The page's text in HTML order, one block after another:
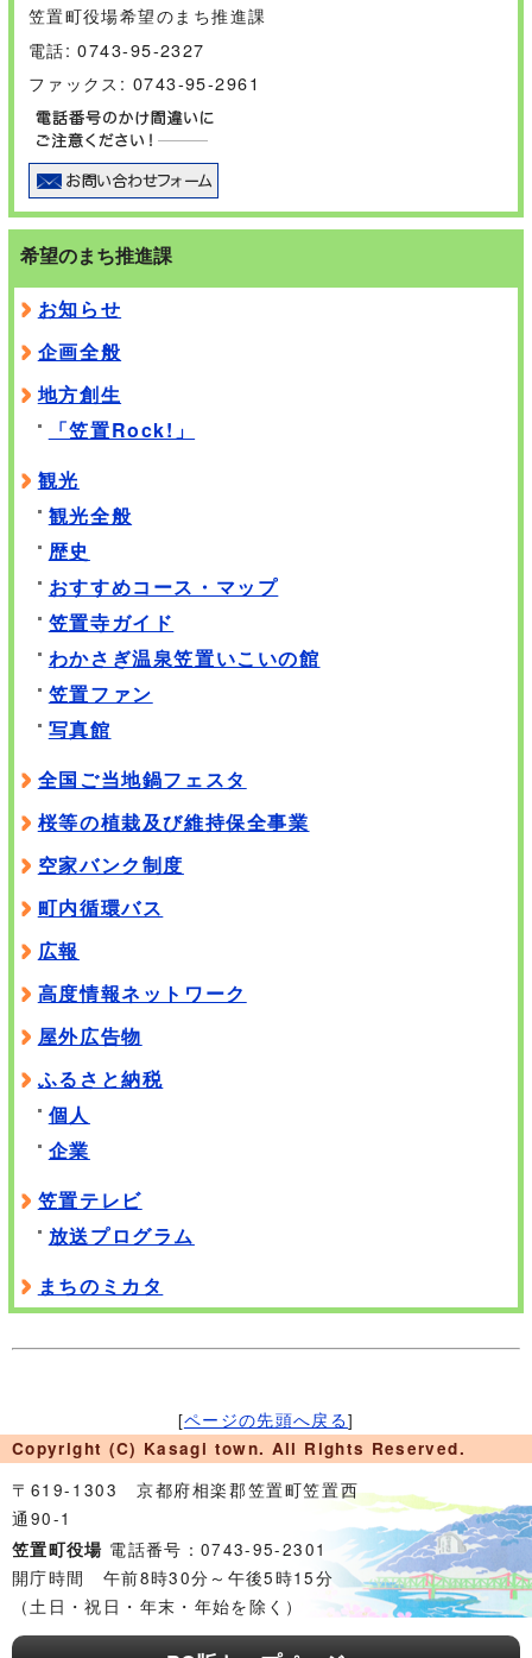
笠置町役場希望のまち推進課
電話: 0743-95-2327
ファックス: 0743-95-2961
希望のまち推進課
お知らせ
企画全般
地方創生
「笠置Rock!」
観光
観光全般
歴史
おすすめコース・マップ
笠置寺ガイド
わかさぎ温泉笠置いこいの館
笠置ファン
写真館
全国ご当地鍋フェスタ
桜等の植栽及び維持保全事業
空家バンク制度
町内循環バス
広報
高度情報ネットワーク
屋外広告物
ふるさと納税
個人
企業
笠置テレビ
放送プログラム
まちのミカタ
[ページの先頭へ戻る]
Copyright (C) Kasagi town. All Rights Reserved.
〒619-1303 京都府相楽郡笠置町笠置西
通90-1
笠置町役場 電話番号：0743-95-2301
開庁時間 午前8時30分～午後5時15分
（土日・祝日・年末・年始を除く）